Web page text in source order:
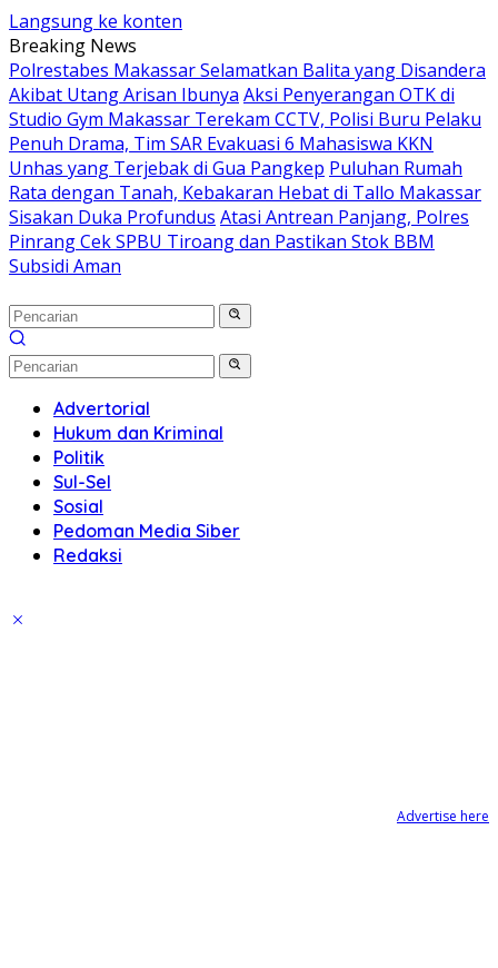
Langsung ke konten
Breaking News
Polrestabes Makassar Selamatkan Balita yang Disandera
Akibat Utang Arisan Ibunya Aksi Penyerangan OTK di
Studio Gym Makassar Terekam CCTV, Polisi Buru Pelaku
Penuh Drama, Tim SAR Evakuasi 6 Mahasiswa KKN
Unhas yang Terjebak di Gua Pangkep Puluhan Rumah
Rata dengan Tanah, Kebakaran Hebat di Tallo Makassar
Sisakan Duka Profundus Atasi Antrean Panjang, Polres
Pinrang Cek SPBU Tiroang dan Pastikan Stok BBM
Subsidi Aman
Advertorial
Hukum dan Kriminal
Politik
Sul-Sel
Sosial
Pedoman Media Siber
Redaksi
Advertise here